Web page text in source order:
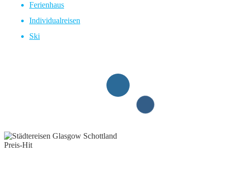
Ferienhaus
Individualreisen
Ski
Preis-Hit